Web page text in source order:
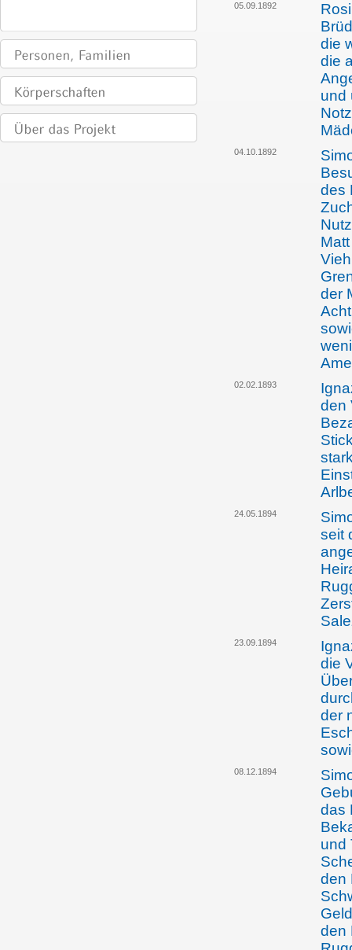
05.09.1892
die
die
und
04.10.1892
des
der
02.02.1893
den
24.05.1894
seit
23.09.1894
die
der
08.12.1894
das
und
den
den